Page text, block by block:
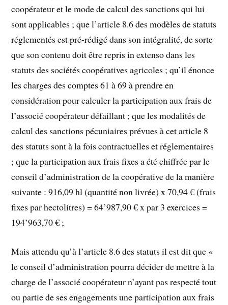
coopérateur et le mode de calcul des sanctions qui lui
sont applicables ; que l’article 8.6 des modèles de statuts
réglementés est pré-rédigé dans son intégralité, de sorte
que son contenu doit être repris in extenso dans les
statuts des sociétés coopératives agricoles ; qu’il énonce
les charges des comptes 61 à 69 à prendre en
considération pour calculer la participation aux frais de
l’associé coopérateur défaillant ; que les modalités de
calcul des sanctions pécuniaires prévues à cet article 8
des statuts sont à la fois contractuelles et réglementaires
; que la participation aux frais fixes a été chiffrée par le
conseil d’administration de la coopérative de la manière
suivante : 916,09 hl (quantité non livrée) x 70,94 € (frais
fixes par hectolitres) = 64’987,90 € x par 3 exercices =
194’963,70 € ;
Mais attendu qu’à l’article 8.6 des statuts il est dit que «
le conseil d’administration pourra décider de mettre à la
charge de l’associé coopérateur n’ayant pas respecté tout
ou partie de ses engagements une participation aux frais